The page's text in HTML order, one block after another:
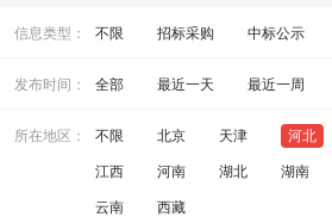
信息类型： 不限 招标采购 中标公示
发布时间： 全部 最近一天 最近一周
所在地区： 不限 北京 天津 河北
江西 河南 湖北 湖南
云南 西藏